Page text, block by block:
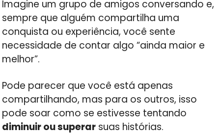
Imagine um grupo de amigos conversando e,
sempre que alguém compartilha uma
conquista ou experiência, você sente
necessidade de contar algo “ainda maior e
melhor”.
Pode parecer que você está apenas
compartilhando, mas para os outros, isso
pode soar como se estivesse tentando
diminuir ou superar suas histórias.